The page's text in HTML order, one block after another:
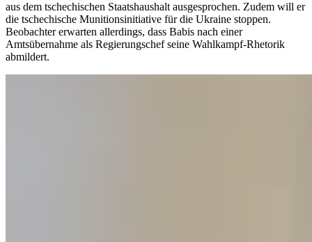
aus dem tschechischen Staatshaushalt ausgesprochen. Zudem will er
die tschechische Munitionsinitiative für die Ukraine stoppen.
Beobachter erwarten allerdings, dass Babis nach einer
Amtsübernahme als Regierungschef seine Wahlkampf-Rhetorik
abmildert.